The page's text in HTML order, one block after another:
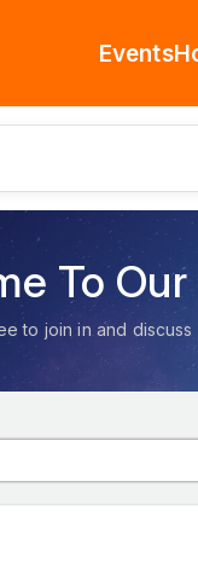
Events
To
to join in and